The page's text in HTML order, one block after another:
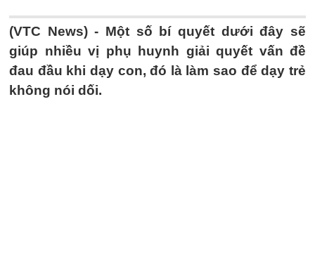
(VTC News) - Một số bí quyết dưới đây sẽ
giúp nhiều vị phụ huynh giải quyết vấn đề
đau đầu khi dạy con, đó là làm sao để dạy trẻ
không nói dối.